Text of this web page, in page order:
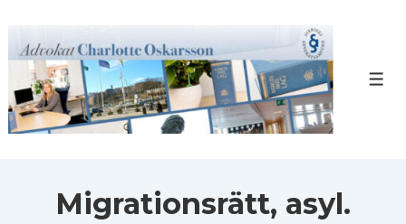
huvudinnehåll
Migrationsrätt, asyl.